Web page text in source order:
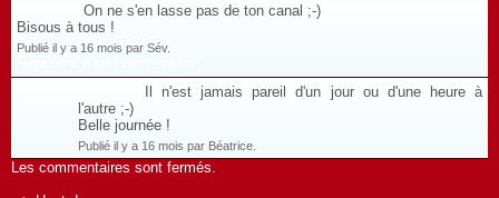
On ne s'en lasse pas de ton canal ;-)
Bisous à tous !
Publié il y a 16 mois par Sév.
Il n'est jamais pareil d'un jour ou d'une heure à
l'autre ;-)
Belle journée !
Publié il y a 16 mois par Béatrice.
Les commentaires sont fermés.